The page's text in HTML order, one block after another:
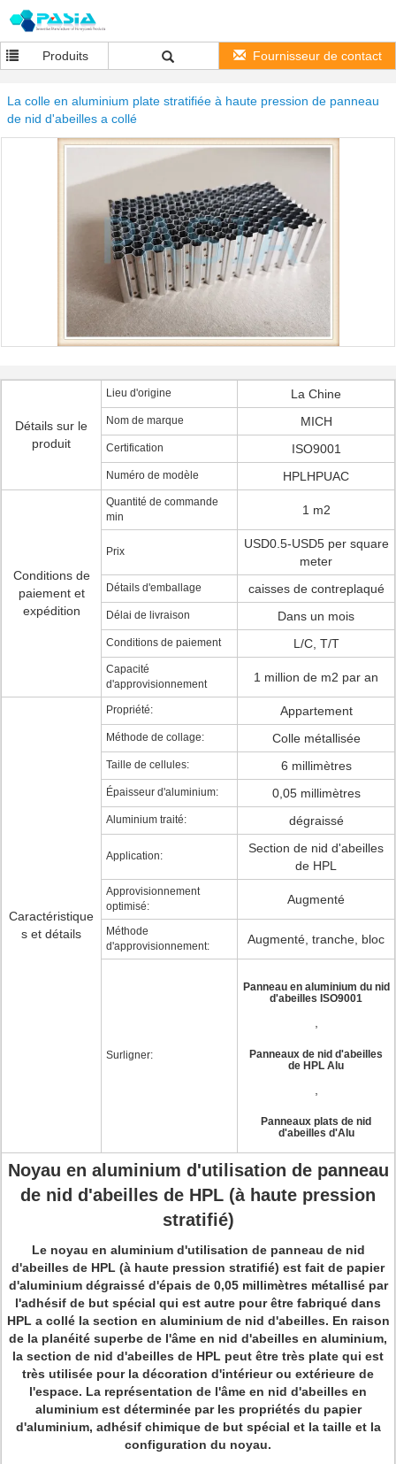
Produits Fournisseur de contact
La colle en aluminium plate stratifiée à haute pression de panneau
de nid d'abeilles a collé
Détails sur le
produit
Lieu d'origine La Chine
Nom de marque MICH
Certification ISO9001
Numéro de modèle HPLHPUAC
Conditions de
paiement et
expédition
Quantité de commande
min
1 m2
Prix
USD0.5-USD5 per square
meter
Détails d'emballage caisses de contreplaqué
Délai de livraison Dans un mois
Conditions de paiement L/C, T/T
Capacité
d'approvisionnement
1 million de m2 par an
Caractéristique
s et détails
Propriété: Appartement
Méthode de collage: Colle métallisée
Taille de cellules: 6 millimètres
Épaisseur d'aluminium: 0,05 millimètres
Aluminium traité: dégraissé
Application:
Section de nid d'abeilles
de HPL
Approvisionnement
optimisé:
Augmenté
Méthode
d'approvisionnement:
Augmenté, tranche, bloc
Surligner:
Panneau en aluminium du nid
d'abeilles ISO9001
Panneaux de nid d'abeilles
de HPL Alu
Panneaux plats de nid
d'abeilles d'Alu
Noyau en aluminium d'utilisation de panneau
de nid d'abeilles de HPL (à haute pression
stratifié)
Le noyau en aluminium d'utilisation de panneau de nid
d'abeilles de HPL (à haute pression stratifié) est fait de papier
d'aluminium dégraissé d'épais de 0,05 millimètres métallisé par
l'adhésif de but spécial qui est autre pour être fabriqué dans
HPL a collé la section en aluminium de nid d'abeilles. En raison
de la planéité superbe de l'âme en nid d'abeilles en aluminium,
la section de nid d'abeilles de HPL peut être très plate qui est
très utilisée pour la décoration d'intérieur ou extérieure de
l'espace. La représentation de l'âme en nid d'abeilles en
aluminium est déterminée par les propriétés du papier
d'aluminium, adhésif chimique de but spécial et la taille et la
configuration du noyau.